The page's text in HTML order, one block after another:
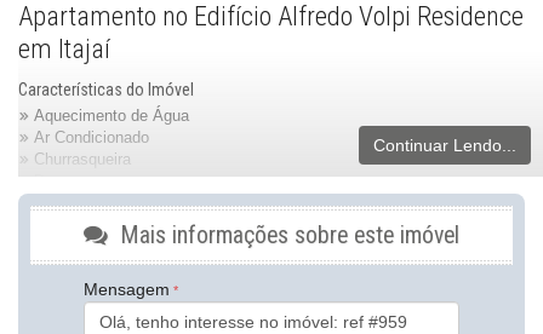
Apartamento no Edifício Alfredo Volpi Residence
em Itajaí
Características do Imóvel
Aquecimento de Água
Ar Condicionado
Churrasqueira
Despensa
Piso Laminado
Piso Porcelanato
Área de Serviço
Copa
Estar Íntimo
Sacada com Churrasqueira
Continuar Lendo...
Mais informações sobre este imóvel
Mensagem